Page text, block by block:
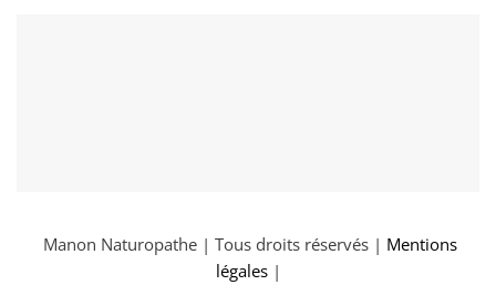
Manon Naturopathe | Tous droits réservés | Mentions
légales|